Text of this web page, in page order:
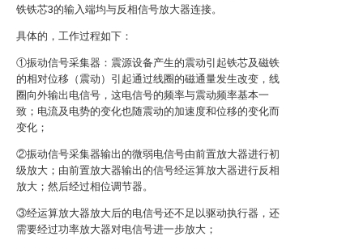
铁铁芯3的输入端均与反相信号放大器连接。
具体的，工作过程如下：
①振动信号采集器：震源设备产生的震动引起铁芯及磁铁
的相对位移（震动）引起通过线圈的磁通量发生改变，线
圈向外输出电信号，这电信号的频率与震动频率基本一
致；电流及电势的变化也随震动的加速度和位移的变化而
变化；
②振动信号采集器输出的微弱电信号由前置放大器进行初
级放大；由前置放大器输出的信号经运算放大器进行反相
放大；然后经过相位调节器。
③经运算放大器放大后的电信号还不足以驱动执行器，还
需要经过功率放大器对电信号进一步放大；